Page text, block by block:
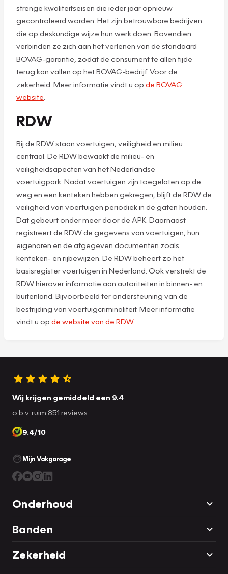
strenge kwaliteitseisen die ieder jaar opnieuw
gecontroleerd worden. Het zijn betrouwbare bedrijven
die op deskundige wijze hun werk doen. Bovendien
verbinden ze zich aan het verlenen van de standaard
BOVAG-garantie, zodat de consument te allen tijde
terug kan vallen op het BOVAG-bedrijf. Voor de
zekerheid. Meer informatie vindt u op de BOVAG
website
RDW
Bij de RDW staan voertuigen, veiligheid en milieu
centraal. De RDW bewaakt de milieu- en
veiligheidsapecten van het Nederlandse
voertuigpark. Nadat voertuigen zijn toegelaten op de
weg en een kenteken hebben gekregen, blijft de RDW de
veiligheid van voertuigen periodiek in de gaten houden.
Dat gebeurt onder meer door de APK. Daarnaast
registreert de RDW de gegevens van voertuigen, hun
eigenaren en de afgegeven documenten zoals
kenteken- en rijbewijzen. De RDW beheert zo het
basisregister voertuigen in Nederland. Ook verstrekt de
RDW hierover informatie aan autoriteiten in binnen- en
buitenland. Bijvoorbeeld ter ondersteuning van de
bestrijding van voertuigcriminaliteit. Meer informatie
vindt u op de website van de RDW.
Wij krijgen gemiddeld een 9.4
o.b.v. ruim 851 reviews
9.4/10
Mijn Vakgarage
Onderhoud
Banden
Zekerheid